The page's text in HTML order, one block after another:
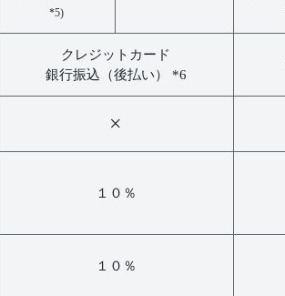
*5)
クレジットカード
銀行振込（後払い） *6
×
１０％
１０％